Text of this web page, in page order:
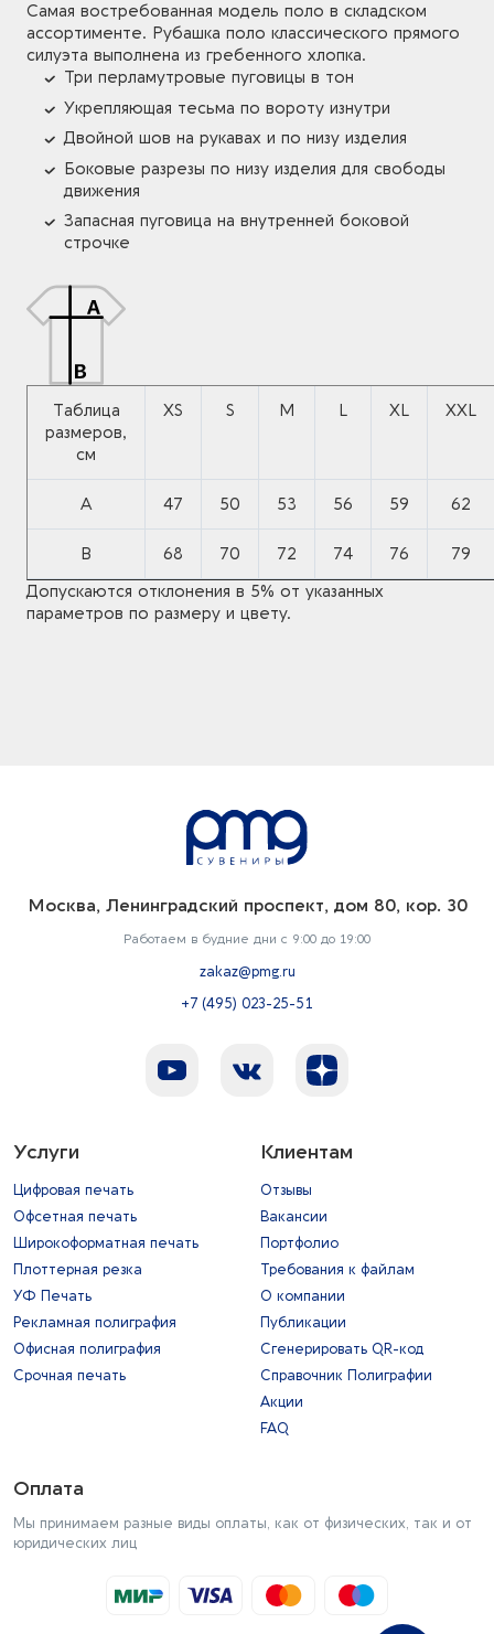
Самая востребованная модель поло в складском
ассортименте. Рубашка поло классического прямого
силуэта выполнена из гребенного хлопка.
Три перламутровые пуговицы в тон
Укрепляющая тесьма по вороту изнутри
Двойной шов на рукавах и по низу изделия
Боковые разрезы по низу изделия для свободы
движения
Запасная пуговица на внутренней боковой
строчке
Таблица
размеров,
см
XS S M L XL XXL
A 47 50 53 56 59 62
B 68 70 72 74 76
79
Допускаются отклонения в 5% от указанных
параметров по размеру и цвету.
Москва, Ленинградский проспект, дом 80, кор. 30
Работаем в будние дни с 9:00 до 19:00
zakaz@pmg.ru
+7 (495) 023-25-51
Услуги
Цифровая печать
Офсетная печать
Широкоформатная печать
Плоттерная резка
УФ Печать
Рекламная полиграфия
Офисная полиграфия
Срочная печать
Клиентам
Отзывы
Вакансии
Портфолио
Требования к файлам
О компании
Публикации
Сгенерировать QR-код
Справочник Полиграфии
Акции
FAQ
Оплата
Мы принимаем разные виды оплаты, как от физических, так и от
юридических лиц